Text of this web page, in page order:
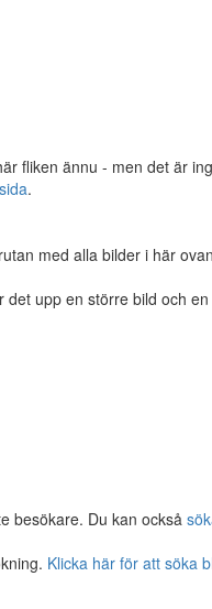
fliken ännu - men det är
.
med alla bilder i här
det upp en större bild och
besökare. Du kan också
Klicka här för att söka